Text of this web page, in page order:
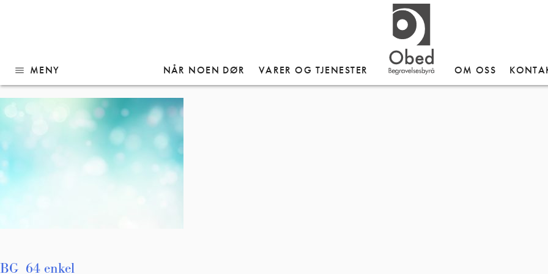
menu MENY NÅR NOEN DØR VARER OG TJENESTER OM OSS
BG_64 enkel